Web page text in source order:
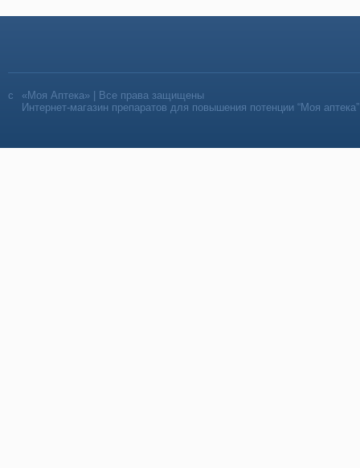
«Моя Аптека» | Все права защищены
Интернет-магазин препаратов для повышения потенции “Моя